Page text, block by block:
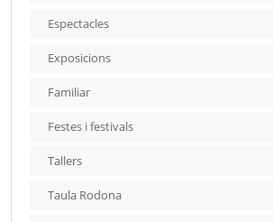
Espectacles
Exposicions
Familiar
Festes i festivals
Tallers
Taula Rodona